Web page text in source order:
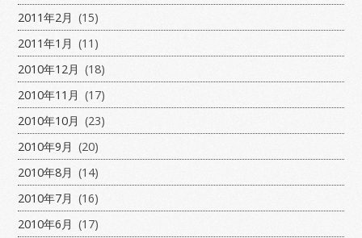
2011年2月 (15)
2011年1月 (11)
2010年12月 (18)
2010年11月 (17)
2010年10月 (23)
2010年9月 (20)
2010年8月 (14)
2010年7月 (16)
2010年6月 (17)